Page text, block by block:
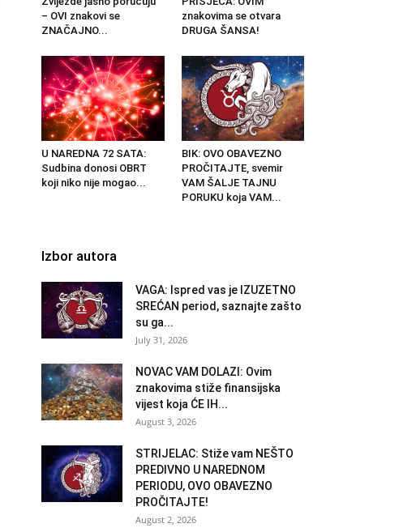
– OVI znakovi se
ZNAČAJNO...
znakovima se otvara
DRUGA ŠANSA!
U NAREDNA 72 SATA:
Sudbina donosi OBRT
koji niko nije mogao...
BIK: OVO OBAVEZNO
PROČITAJTE, svemir
VAM ŠALJE TAJNU
PORUKU koja VAM...
Izbor autora
VAGA: Ispred vas je IZUZETNO
SREĆAN period, saznajte zašto
su ga...
July 31, 2026
NOVAC VAM DOLAZI: Ovim
znakovima stiže finansijska
vijest koja ĆE IH...
August 3, 2026
STRIJELAC: Stiže vam NEŠTO
PREDIVNO U NAREDNOM
PERIODU, OVO OBAVEZNO
PROČITAJTE!
August 2, 2026